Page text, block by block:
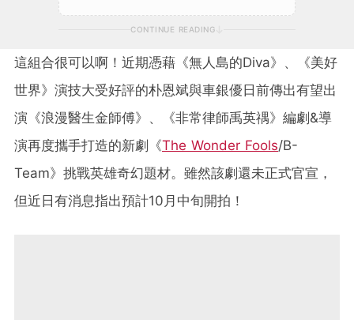
CONTINUE READING
這組合很可以啊！近期憑藉《無人島的Diva》、《美好
世界》演技大受好評的朴恩斌與車銀優日前傳出有望出
演《浪漫醫生金師傅》、《非常律師禹英禑》編劇&導
演再度攜手打造的新劇《The Wonder Fools/B-
Team》挑戰英雄奇幻題材。雖然該劇還未正式官宣，
但近日有消息指出預計10月中旬開拍！